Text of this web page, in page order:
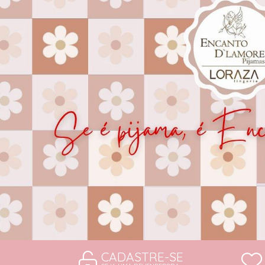
CAMISOLAS E ROBES
CONJUNTOS
SUTIÃS
CADASTRE-SE